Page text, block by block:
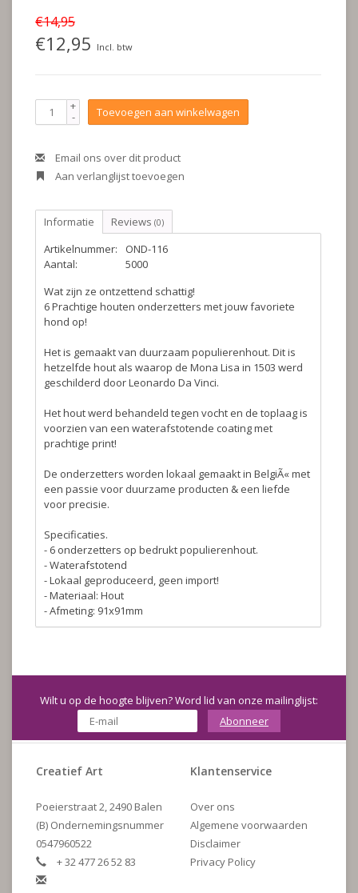
€14,95
€12,95 Incl. btw
+
- Toevoegen aan winkelwagen
Email ons over dit product
Aan verlanglijst toevoegen
Informatie Reviews (0)
Artikelnummer:
OND-116
Aantal:
5000
Wat zijn ze ontzettend schattig!
6 Prachtige houten onderzetters met jouw favoriete
hond op!
Het is gemaakt van duurzaam populierenhout. Dit is
hetzelfde hout als waarop de Mona Lisa in 1503 werd
geschilderd door Leonardo Da Vinci.
Het hout werd behandeld tegen vocht en de toplaag is
voorzien van een waterafstotende coating met
prachtige print!
De onderzetters worden lokaal gemaakt in BelgiÃ« met
een passie voor duurzame producten & een liefde
voor precisie.
Specificaties.
- 6 onderzetters op bedrukt populierenhout.
- Waterafstotend
- Lokaal geproduceerd, geen import!
- Materiaal: Hout
- Afmeting: 91x91mm
Wilt u op de hoogte blijven? Word lid van onze mailinglijst:
Abonneer
Creatief Art
Poeierstraat 2, 2490 Balen
(B) Ondernemingsnummer
0547960522
+ 32 477 26 52 83
Klantenservice
Over ons
Algemene voorwaarden
Disclaimer
Privacy Policy